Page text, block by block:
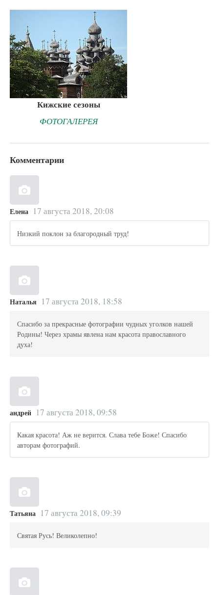
Кижские сезоны
ФОТОГАЛЕРЕЯ
Комментарии
Елена 17 августа 2018, 20:08
Низкий поклон за благородный труд!
Наталья 17 августа 2018, 18:58
Спасибо за прекрасные фотографии чудных уголков нашей
Родины! Через храмы явлена нам красота православного
духа!
андрей 17 августа 2018, 09:58
Какая красота! Аж не верится. Слава тебе Боже! Спасибо
авторам фотографий.
Татьяна 17 августа 2018, 09:39
Святая Русь! Великолепно!